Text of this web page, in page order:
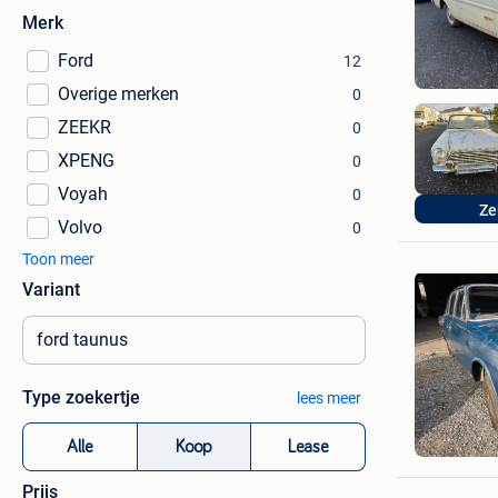
Merk
Ford
12
Overige merken 0
ZEEKR 0
XPENG 0
Voyah 0
Volvo
0
Toon meer
Variant
Type zoekertje lees meer
Alle Koop Lease
Prijs
Matt
Mons